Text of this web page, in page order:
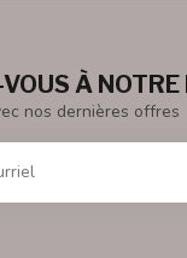
À
nos dernières offres